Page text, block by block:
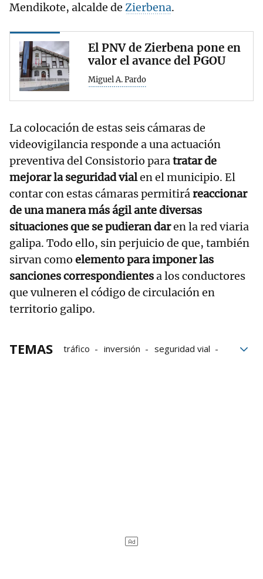
Mendikote, alcalde de Zierbena.
El PNV de Zierbena pone en
valor el avance del PGOU
Miguel A. Pardo
La colocación de estas seis cámaras de
videovigilancia responde a una actuación
preventiva del Consistorio paratratar de
mejorar la seguridad vialen el municipio. El
contar con estas cámaras permitiráreaccionar
de una manera más ágil ante diversas
situaciones que se pudieran daren la red viaria
galipa. Todo ello, sin perjuicio de que, también
sirvan como elemento para imponer las
sanciones correspondientesa los conductores
que vulneren el código de circulación en
territorio galipo.
TEMAS tráfico inversión
seguridad vial